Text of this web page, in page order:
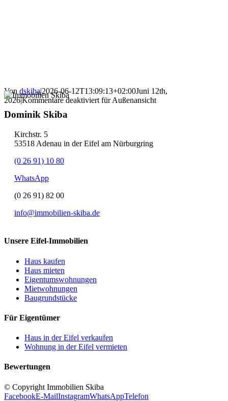
Von dskiba|2026-06-12T13:09:13+02:00Juni 12th,
2026|Kommentare deaktiviert für Außenansicht
Dominik Skiba
Kirchstr. 5
53518 Adenau in der Eifel am Nürburgring
(0 26 91) 10 80
WhatsApp
(0 26 91) 82 00
info@immobilien-skiba.de
Unsere Eifel-Immobilien
Haus kaufen
Haus mieten
Eigentumswohnungen
Mietwohnungen
Baugrundstücke
Für Eigentümer
Haus in der Eifel verkaufen
Wohnung in der Eifel vermieten
Bewertungen
© Copyright Immobilien Skiba
FacebookE-MailInstagramWhatsAppTelefon